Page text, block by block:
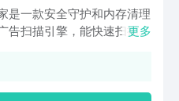
是一款安全守护和内存清理
告扫描引擎，能快速扫描出
全检测，杜绝木马病毒，保
更多